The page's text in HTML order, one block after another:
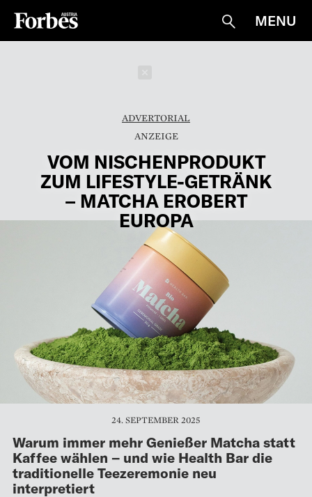
Suche
MENU
ADVERTORIAL
VOM NISCHENPRODUKT
ZUM LIFESTYLE-GETRÄNK
– MATCHA EROBERT
EUROPA
24. SEPTEMBER 2025
Warum immer mehr Genießer Matcha statt
Kaffee wählen – und wie Health Bar die
traditionelle Teezeremonie neu
interpretiert